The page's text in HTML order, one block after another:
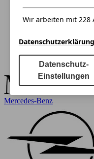
Mercedes-Benz
Wir arbeiten mit 228
Datenschutzerklärung
Datenschutz-
Einstellungen